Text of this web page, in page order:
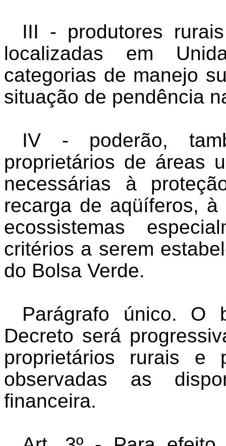
III - produtores
localizadas em
categorias de manejo
situação de pendência
IV - poderão,
proprietários de áreas
necessárias à
recarga de aqüíferos,
ecossistemas
critérios a serem
do Bolsa Verde.
Parágrafo único. O
Decreto será
proprietários rurais e
observadas as
financeira.